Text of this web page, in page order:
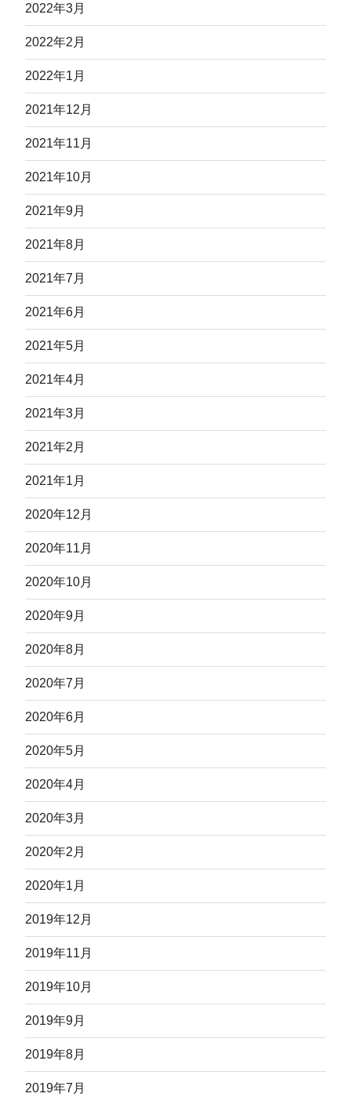
2022年3月
2022年2月
2022年1月
2021年12月
2021年11月
2021年10月
2021年9月
2021年8月
2021年7月
2021年6月
2021年5月
2021年4月
2021年3月
2021年2月
2021年1月
2020年12月
2020年11月
2020年10月
2020年9月
2020年8月
2020年7月
2020年6月
2020年5月
2020年4月
2020年3月
2020年2月
2020年1月
2019年12月
2019年11月
2019年10月
2019年9月
2019年8月
2019年7月